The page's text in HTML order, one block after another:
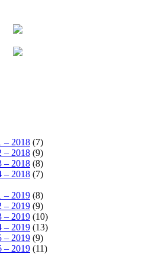
– 2018 (7)
– 2018 (9)
– 2018 (8)
– 2018 (7)
– 2019 (8)
– 2019 (9)
– 2019 (10)
– 2019 (13)
– 2019 (9)
– 2019 (11)